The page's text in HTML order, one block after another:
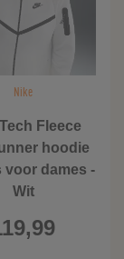
Nike
Fleece
hoodie
voor dames -
Wit